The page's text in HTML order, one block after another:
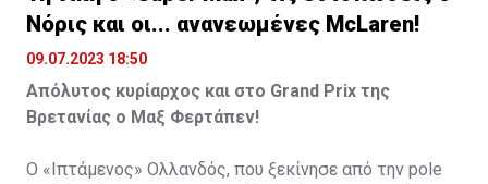
Νόρις και οι... ανανεωμένες McLaren!
09.07.2023 18:50
Απόλυτος κυρίαρχος και στο Grand Prix της
Βρετανίας ο Μαξ Φερτάπεν!
Ο «Ιπτάμενος» Ολλανδός, που ξεκίνησε από την pole